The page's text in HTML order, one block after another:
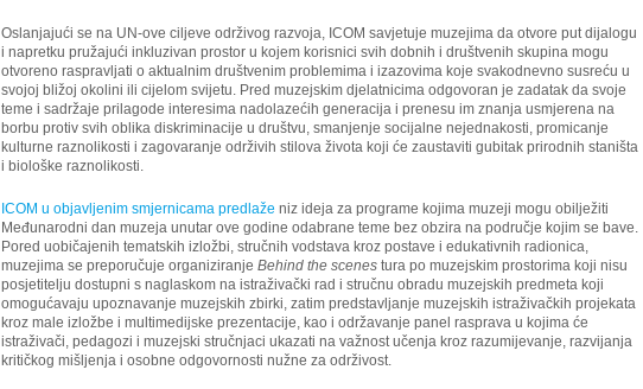
Oslanjajući se na UN-ove ciljeve održivog razvoja, ICOM savjetuje muzejima da otvore put dijalogu
i napretku pružajući inkluzivan prostor u kojem korisnici svih dobnih i društvenih skupina mogu
otvoreno raspravljati o aktualnim društvenim problemima i izazovima koje svakodnevno susreću u
svojoj bližoj okolini ili cijelom svijetu. Pred muzejskim djelatnicima odgovoran je zadatak da svoje
teme i sadržaje prilagode interesima nadolazećih generacija i prenesu im znanja usmjerena na
borbu protiv svih oblika diskriminacije u društvu, smanjenje socijalne nejednakosti, promicanje
kulturne raznolikosti i zagovaranje održivih stilova života koji će zaustaviti gubitak prirodnih staništa
i biološke raznolikosti.
ICOM u objavljenim smjernicama predlaže niz ideja za programe kojima muzeji mogu obilježiti
Međunarodni dan muzeja unutar ove godine odabrane teme bez obzira na područje kojim se bave.
Pored uobičajenih tematskih izložbi, stručnih vodstava kroz postave i edukativnih radionica,
muzejima se preporučuje organiziranje Behind the scenes tura po muzejskim prostorima koji nisu
posjetitelju dostupni s naglaskom na istraživački rad i stručnu obradu muzejskih predmeta koji
omogućavaju upoznavanje muzejskih zbirki, zatim predstavljanje muzejskih istraživačkih projekata
kroz male izložbe i multimedijske prezentacije, kao i održavanje panel rasprava u kojima će
istraživači, pedagozi i muzejski stručnjaci ukazati na važnost učenja kroz razumijevanje, razvijanja
kritičkog mišljenja i osobne odgovornosti nužne za održivost.